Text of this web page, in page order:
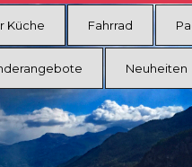
Küche Fahrrad
Neuheiten